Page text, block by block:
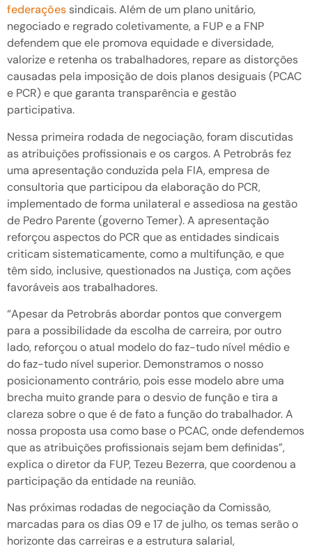
federações sindicais. Além de um plano unitário,
negociado e regrado coletivamente, a FUP e a FNP
defendem que ele promova equidade e diversidade,
valorize e retenha os trabalhadores, repare as distorções
causadas pela imposição de dois planos desiguais (PCAC
e PCR) e que garanta transparência e gestão
participativa.
Nessa primeira rodada de negociação, foram discutidas
as atribuições profissionais e os cargos. A Petrobrás fez
uma apresentação conduzida pela FIA, empresa de
consultoria que participou da elaboração do PCR,
implementado de forma unilateral e assediosa na gestão
de Pedro Parente (governo Temer). A apresentação
reforçou aspectos do PCR que as entidades sindicais
criticam sistematicamente, como a multifunção, e que
têm sido, inclusive, questionados na Justiça, com ações
favoráveis aos trabalhadores.
“Apesar da Petrobrás abordar pontos que convergem
para a possibilidade da escolha de carreira, por outro
lado, reforçou o atual modelo do faz-tudo nível médio e
do faz-tudo nível superior. Demonstramos o nosso
posicionamento contrário, pois esse modelo abre uma
brecha muito grande para o desvio de função e tira a
clareza sobre o que é de fato a função do trabalhador. A
nossa proposta usa como base o PCAC, onde defendemos
que as atribuições profissionais sejam bem definidas”,
explica o diretor da FUP, Tezeu Bezerra, que coordenou a
participação da entidade na reunião.
Nas próximas rodadas de negociação da Comissão,
marcadas para os dias 09 e 17 de julho, os temas serão o
horizonte das carreiras e a estrutura salarial,